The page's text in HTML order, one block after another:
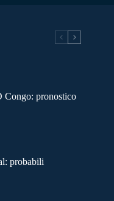
pronostico
probabili